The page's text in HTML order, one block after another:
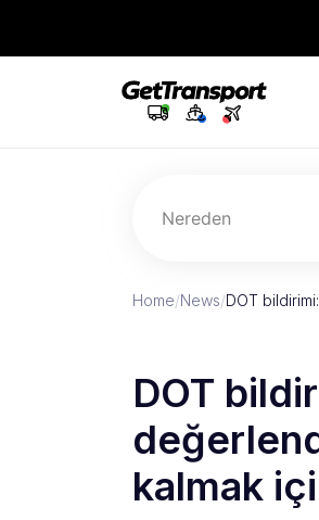
Nereden
Home/News/DOT
DOT
kalmak